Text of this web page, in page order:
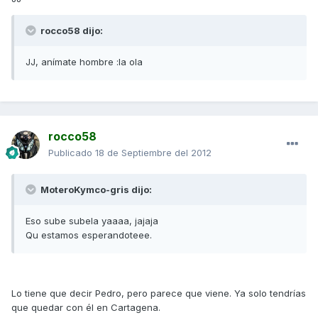
rocco58 dijo:
JJ, anímate hombre :la ola
rocco58
Publicado 18 de Septiembre del 2012
MoteroKymco-gris dijo:
Eso sube subela yaaaa, jajaja
Qu estamos esperandoteee.
Lo tiene que decir Pedro, pero parece que viene. Ya solo tendrías
que quedar con él en Cartagena.